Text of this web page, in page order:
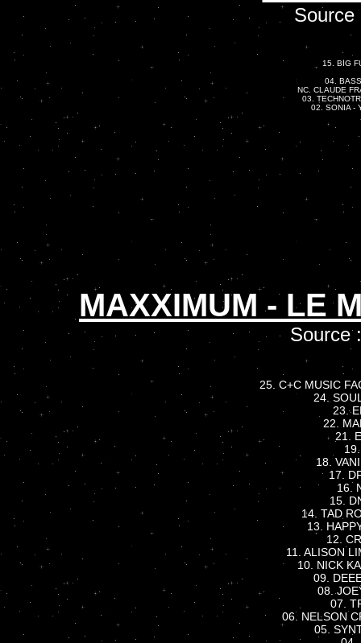
Source
15. BIG
04.
NC. CLAUDE
03.
02. SONIA -
MAXXIMUM - LE
Source
25. C+C MUSIC
24.
23.
22.
21.
18.
17.
16.
15.
14. TAD
13.
12.
11. ALISON
10. NICK
09.
08.
07.
06. NELSON
05.